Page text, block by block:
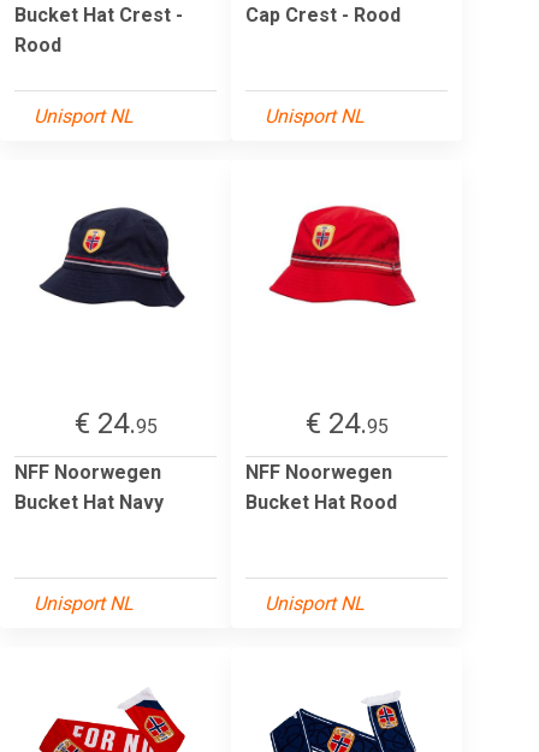
Bucket Hat Crest -
Rood
Unisport NL
Cap Crest - Rood
Unisport NL
€ 24.95
NFF Noorwegen
Bucket Hat Navy
Unisport NL
€ 24.95
NFF Noorwegen
Bucket Hat Rood
Unisport NL